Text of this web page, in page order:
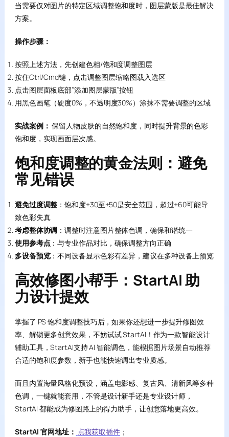
当需要仅对图片的特定区域调整饱和度时，图层蒙版是最佳解决
方案。
操作步骤：
按照上述方法，先创建色相/饱和度调整图层
按住Ctrl/Cmd键，点击调整图层缩略图载入选区
点击图层面板底部”添加图层蒙版”按钮
用黑色画笔（硬度0%，不透明度30%）涂抹不需要调整的区域
实战案例： 保留人物皮肤的自然饱和度，同时提升背景的色彩
饱和度，实现画面层次感。
饱和度调整的黄金法则：避免
常见错误
避免过度调整 ：饱和度+30至+50是安全范围，超过+60可能导
致色彩失真
考虑整体协调 ：调整时注意图片整体色调，确保和谐统一
使用参考点：与专业作品对比，确保调整方向正确
多设备预览：不同设备显示色彩有差异，建议在多种设备上预览
高效修图小帮手：StartAI 助
力设计提效
掌握了 PS 饱和度调整技巧后，如果你还想进一步提升修图效
率、解锁更多创意效果，不妨试试 StartAI！作为一款智能设计
辅助工具，StartAI支持 AI 智能调色，能根据图片场景自动推荐
合适的饱和度参数，新手也能快速调出专业质感。
而且内置海量风格化预设，涵盖电影感、复古风、清新风等多种
色调，一键就能套用，不管是设计新手还是专业设计师，
StartAI 都能成为修图路上的得力助手，让创意落地更高效。
StartAI 官网地址： 点我获取插件；